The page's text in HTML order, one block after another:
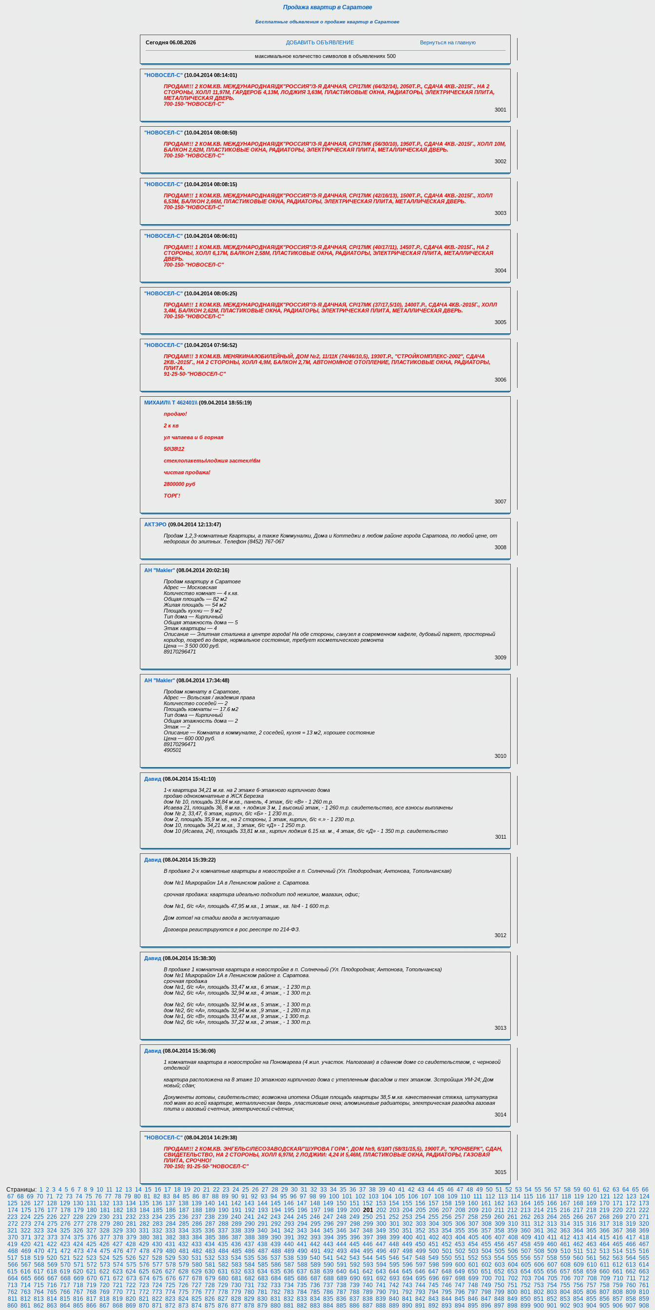
Продажа квартир в Саратове
Бесплатные объявления о продаже квартир в Саратове
Сегодня 06.08.2026 ДОБАВИТЬ ОБЪЯВЛЕНИЕ Вернуться на главную
максимальное количество символов в объявлениях 500
"НОВОСЕЛ-С" (10.04.2014 08:14:01)
ПРОДАМ!!! 2 КОМ.КВ. МЕЖДУНАРОДНАЯ/ДК"РОССИЯ"/3-Я ДАЧНАЯ, СР/17МК (64/32/14), 2050Т.Р., СДАЧА 4КВ.-2015Г., НА 2
СТОРОНЫ, ХОЛЛ 11,97М, ГАРДЕРОБ 4,13М, ЛОДЖИЯ 3,63М, ПЛАСТИКОВЫЕ ОКНА, РАДИАТОРЫ, ЭЛЕКТРИЧЕСКАЯ ПЛИТА,
МЕТАЛЛИЧЕСКАЯ ДВЕРЬ.
700-150-"НОВОСЕЛ-С"
3001
"НОВОСЕЛ-С" (10.04.2014 08:08:50)
ПРОДАМ!!! 2 КОМ.КВ. МЕЖДУНАРОДНАЯ/ДК"РОССИЯ"/3-Я ДАЧНАЯ, СР/17МК (56/30/10), 1950Т.Р., СДАЧА 4КВ.-2015Г., ХОЛЛ 10М,
БАЛКОН 2,62М, ПЛАСТИКОВЫЕ ОКНА, РАДИАТОРЫ, ЭЛЕКТРИЧЕСКАЯ ПЛИТА, МЕТАЛЛИЧЕСКАЯ ДВЕРЬ.
700-150-"НОВОСЕЛ-С"
3002
"НОВОСЕЛ-С" (10.04.2014 08:08:15)
ПРОДАМ!!! 1 КОМ.КВ. МЕЖДУНАРОДНАЯ/ДК"РОССИЯ"/3-Я ДАЧНАЯ, СР/17МК (42/16/13), 1500Т.Р., СДАЧА 4КВ.-2015Г., ХОЛЛ
6,53М, БАЛКОН 2,66М, ПЛАСТИКОВЫЕ ОКНА, РАДИАТОРЫ, ЭЛЕКТРИЧЕСКАЯ ПЛИТА, МЕТАЛЛИЧЕСКАЯ ДВЕРЬ.
700-150-"НОВОСЕЛ-С"
3003
"НОВОСЕЛ-С" (10.04.2014 08:06:01)
ПРОДАМ!!! 1 КОМ.КВ. МЕЖДУНАРОДНАЯ/ДК"РОССИЯ"/3-Я ДАЧНАЯ, СР/17МК (40/17/11), 1450Т.Р., СДАЧА 4КВ.-2015Г., НА 2
СТОРОНЫ, ХОЛЛ 6,17М, БАЛКОН 2,58М, ПЛАСТИКОВЫЕ ОКНА, РАДИАТОРЫ, ЭЛЕКТРИЧЕСКАЯ ПЛИТА, МЕТАЛЛИЧЕСКАЯ
ДВЕРЬ.
700-150-"НОВОСЕЛ-С"
3004
"НОВОСЕЛ-С" (10.04.2014 08:05:25)
ПРОДАМ!!! 1 КОМ.КВ. МЕЖДУНАРОДНАЯ/ДК"РОССИЯ"/3-Я ДАЧНАЯ, СР/17МК (37/17,5/10), 1400Т.Р., СДАЧА 4КВ.-2015Г., ХОЛЛ
3,4М, БАЛКОН 2,62М, ПЛАСТИКОВЫЕ ОКНА, РАДИАТОРЫ, ЭЛЕКТРИЧЕСКАЯ ПЛИТА, МЕТАЛЛИЧЕСКАЯ ДВЕРЬ.
700-150-"НОВОСЕЛ-С"
3005
"НОВОСЕЛ-С" (10.04.2014 07:56:52)
ПРОДАМ!!! 3 КОМ.КВ. МЕНЯКИНА/ЮБИЛЕЙНЫЙ, ДОМ №2, 11/11К (74/46/10,5), 1930Т.Р., "СТРОЙКОМПЛЕКС-2002", СДАЧА
2КВ.-2015Г., НА 2 СТОРОНЫ, ХОЛЛ 4,9М, БАЛКОН 2,7М, АВТОНОМНОЕ ОТОПЛЕНИЕ, ПЛАСТИКОВЫЕ ОКНА, РАДИАТОРЫ,
ПЛИТА.
91-25-50-"НОВОСЕЛ-С"
3006
МИХАИЛ\\ Т 462401\\ (09.04.2014 18:55:19)
продаю!
2 к кв
ул чапаева и б горная
50\38\12
стеклопакеты\лоджия застекл\6м
чистая продажа!
2800000 руб
ТОРГ!
3007
АКТЭРО (09.04.2014 12:13:47)
Продам 1,2,3-комнатные Квартиры, а также Коммуналки, Дома и Коттеджи в любом районе города Саратова, по любой цене, от
недорогих до элитных. Телефон (8452) 767-067
3008
АН "Makler" (08.04.2014 20:02:16)
Продам квартиру в Саратове
Адрес — Московская
Количество комнат — 4 к.кв.
Общая площадь — 82 м2
Жилая площадь — 54 м2
Площадь кухни — 9 м2
Tип дома — Кирпичный
Общая этажность дома — 5
Этаж квартиры — 4
Описание — Элитная сталинка в центре города! На обе стороны, санузел в современном кафеле, дубовый паркет, просторный
коридор, погреб во дворе, нормальное состояние, требует косметического ремонта
Цена — 3 500 000 руб.
89170296471
3009
АН "Makler" (08.04.2014 17:34:48)
Продам комнату в Саратове,
Адрес — Вольская / академия права
Количество coceдей — 2
Площадь комнаты — 17.6 м2
Tип дома — Кирпичный
Общая этажность дома — 2
Этаж — 2
Описание — Комната в коммуналке, 2 соседей, кухня = 13 м2, хорошее состояние
Цена — 600 000 руб.
89170296471
490501
3010
Давид (08.04.2014 15:41:10)
1-к квартира 34,21 м.кв. на 2 этаже 6-этажного кирпичного дома
продаю однокомнатные в ЖСК Березка
дом № 10, площадь 33,84 м.кв., панель, 4 этаж, б/с «В» - 1 260 т.р.
Исаева 21, площадь 36, 8 м.кв. + лоджия 3 м, 1 высокий этаж, - 1 260 т.р. свидетельство, все взносы выплачены
дом № 2, 33,47, 6 этаж, кирпич, б/с «Б» - 1 230 т.р..
дом 2, площадь 35,9 м.кв., на 2 стороны, 1 этаж, кирпич, б/с «.» - 1 230 т.р.
дом 10, площадь 34,21 м.кв., 3 этаж, б/с «Д» - 1 250 т.р.
дом 10 (Исаева, 24), площадь 33,81 м.кв., кирпич лоджия 6.15 кв. м., 4 этаж, б/с «Д» - 1 350 т.р. свидетельство
3011
Давид (08.04.2014 15:39:22)
В продаже 2-х комнатные квартиры в новостройке в п. Солнечный (Ул. Плодородная; Антонова, Топольчанская)
дом №1 Микрорайон 1А в Ленинском районе г. Саратова.
срочная продажа: квартира идеально подходит под нежилое, магазин, офис;
дом №1, б/с «А», площадь 47,95 м.кв., 1 этаж., кв. №4 - 1 600 т.р.
Дом готов! на стадии ввода в эксплуатацию
Договора регистрируются в рос.реестре по 214-ФЗ.
3012
Давид (08.04.2014 15:38:30)
В продаже 1 комнатная квартира в новостройке в п. Солнечный (Ул. Плодородная; Антонова, Топольчанска)
дом №1 Микрорайон 1А в Ленинском районе г. Саратова.
срочная продажа
дом №1, б/с «А», площадь 33,47 м.кв., 6 этаж., - 1 230 т.р.
дом №2, б/с «А», площадь 32,94 м.кв., 4 этаж., - 1 300 т.р.
дом №2, б/с «А», площадь 32,94 м.кв., 5 этаж., - 1 300 т.р.
дом №2, б/с «А», площадь 32,94 м.кв. ,9 этаж., - 1 280 т.р.
дом №1, б/с «В», площадь 33,47 м.кв., 9 этаж.,- 1 300 т.р.
дом №2, б/с «А», площадь 37,22 м.кв., 2 этаж., - 1 300 т.р.
3013
Давид (08.04.2014 15:36:06)
1 комнатная квартира в новостройке на Пономарева (4 жил. участок. Налоговая) в сданном доме со свидетельством, с черновой
отделкой!
квартира расположена на 8 этаже 10 этажного кирпичного дома с утепленным фасадом и тех этажом. Зстройщик УМ-24; Дом
новый; сдан;
Документы готовы, свидетельство; возможна ипотека Общая площадь квартиры 38,5 м.кв. качественная стяжка, штукатурка
под маяк во всей квартире, металлическая дверь ,пластиковые окна; алюминиевые радиаторы, электрическая разводка газовая
плита и газовый счетчик, электрический счётчик;
3014
"НОВОСЕЛ-С" (08.04.2014 14:29:38)
ПРОДАМ!!! 2 КОМ.КВ. ЭНГЕЛЬС/ЛЕСОЗАВОДСКАЯ/"ШУРОВА ГОРА", ДОМ №9, 6/10П (58/31/15,5), 1900Т.Р., "КРОНВЕРК", СДАН,
СВИДЕТЕЛЬСТВО, НА 2 СТОРОНЫ, ХОЛЛ 6,97М, 2 ЛОДЖИИ: 4,24 И 5,46М, ПЛАСТИКОВЫЕ ОКНА, РАДИАТОРЫ, ГАЗОВАЯ
ПЛИТА, СРОЧНО!
700-150; 91-25-50-"НОВОСЕЛ-С"
3015
Страницы: 1 2 3 4 5 6 7 8 9 10 11 12 13 14 15 16 17 18 19 20 21 22 23 24 25 26 27 28 29 30 31 32 33 34 35 36 37 38 39 40 41 42 43 44 45 46 47 48 49 50 51 52 53 54 55 56 57 58 59 60 61 62 63 64 65 66
67 68 69 70 71 72 73 74 75 76 77 78 79 80 81 82 83 84 85 86 87 88 89 90 91 92 93 94 95 96 97 98 99 100 101 102 103 104 105 106 107 108 109 110 111 112 113 114 115 116 117 118 119 120 121 122 123 124
125 126 127 128 129 130 131 132 133 134 135 136 137 138 139 140 141 142 143 144 145 146 147 148 149 150 151 152 153 154 155 156 157 158 159 160 161 162 163 164 165 166 167 168 169 170 171 172 173
174 175 176 177 178 179 180 181 182 183 184 185 186 187 188 189 190 191 192 193 194 195 196 197 198 199 200 201 202 203 204 205 206 207 208 209 210 211 212 213 214 215 216 217 218 219 220 221 222
223 224 225 226 227 228 229 230 231 232 233 234 235 236 237 238 239 240 241 242 243 244 245 246 247 248 249 250 251 252 253 254 255 256 257 258 259 260 261 262 263 264 265 266 267 268 269 270 271
272 273 274 275 276 277 278 279 280 281 282 283 284 285 286 287 288 289 290 291 292 293 294 295 296 297 298 299 300 301 302 303 304 305 306 307 308 309 310 311 312 313 314 315 316 317 318 319 320
321 322 323 324 325 326 327 328 329 330 331 332 333 334 335 336 337 338 339 340 341 342 343 344 345 346 347 348 349 350 351 352 353 354 355 356 357 358 359 360 361 362 363 364 365 366 367 368 369
370 371 372 373 374 375 376 377 378 379 380 381 382 383 384 385 386 387 388 389 390 391 392 393 394 395 396 397 398 399 400 401 402 403 404 405 406 407 408 409 410 411 412 413 414 415 416 417 418
419 420 421 422 423 424 425 426 427 428 429 430 431 432 433 434 435 436 437 438 439 440 441 442 443 444 445 446 447 448 449 450 451 452 453 454 455 456 457 458 459 460 461 462 463 464 465 466 467
468 469 470 471 472 473 474 475 476 477 478 479 480 481 482 483 484 485 486 487 488 489 490 491 492 493 494 495 496 497 498 499 500 501 502 503 504 505 506 507 508 509 510 511 512 513 514 515 516
517 518 519 520 521 522 523 524 525 526 527 528 529 530 531 532 533 534 535 536 537 538 539 540 541 542 543 544 545 546 547 548 549 550 551 552 553 554 555 556 557 558 559 560 561 562 563 564 565
566 567 568 569 570 571 572 573 574 575 576 577 578 579 580 581 582 583 584 585 586 587 588 589 590 591 592 593 594 595 596 597 598 599 600 601 602 603 604 605 606 607 608 609 610 611 612 613 614
615 616 617 618 619 620 621 622 623 624 625 626 627 628 629 630 631 632 633 634 635 636 637 638 639 640 641 642 643 644 645 646 647 648 649 650 651 652 653 654 655 656 657 658 659 660 661 662 663
664 665 666 667 668 669 670 671 672 673 674 675 676 677 678 679 680 681 682 683 684 685 686 687 688 689 690 691 692 693 694 695 696 697 698 699 700 701 702 703 704 705 706 707 708 709 710 711 712
713 714 715 716 717 718 719 720 721 722 723 724 725 726 727 728 729 730 731 732 733 734 735 736 737 738 739 740 741 742 743 744 745 746 747 748 749 750 751 752 753 754 755 756 757 758 759 760 761
762 763 764 765 766 767 768 769 770 771 772 773 774 775 776 777 778 779 780 781 782 783 784 785 786 787 788 789 790 791 792 793 794 795 796 797 798 799 800 801 802 803 804 805 806 807 808 809 810
811 812 813 814 815 816 817 818 819 820 821 822 823 824 825 826 827 828 829 830 831 832 833 834 835 836 837 838 839 840 841 842 843 844 845 846 847 848 849 850 851 852 853 854 855 856 857 858 859
860 861 862 863 864 865 866 867 868 869 870 871 872 873 874 875 876 877 878 879 880 881 882 883 884 885 886 887 888 889 890 891 892 893 894 895 896 897 898 899 900 901 902 903 904 905 906 907 908